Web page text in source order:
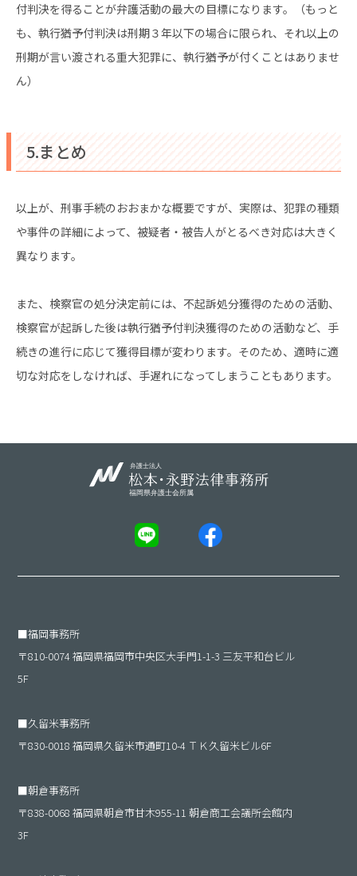
付判決を得ることが弁護活動の最大の目標になります。（もっと
も、執行猶予付判決は刑期３年以下の場合に限られ、それ以上の
刑期が言い渡される重大犯罪に、執行猶予が付くことはありませ
ん）
5.まとめ
以上が、刑事手続のおおまかな概要ですが、実際は、犯罪の種類
や事件の詳細によって、被疑者・被告人がとるべき対応は大きく
異なります。
また、検察官の処分決定前には、不起訴処分獲得のための活動、
検察官が起訴した後は執行猶予付判決獲得のための活動など、手
続きの進行に応じて獲得目標が変わります。そのため、適時に適
切な対応をしなければ、手遅れになってしまうこともあります。
■福岡事務所
〒810-0074 福岡県福岡市中央区大手門1-1-3 三友平和台ビル
5F
■久留米事務所
〒830-0018 福岡県久留米市通町10-4 ＴＫ久留米ビル6F
■朝倉事務所
〒838-0068 福岡県朝倉市甘木955-11 朝倉商工会議所会館内
3F